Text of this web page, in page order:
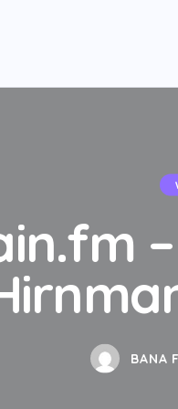
BANA